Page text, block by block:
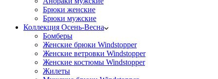
Брюки женские
Брюки мужские
Коллекция Осень-Весна
Бомберы
Женские брюки Windstopper
Женские ветровки Windstopper
Женские костюмы Windstopper
Жилеты